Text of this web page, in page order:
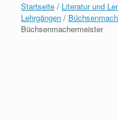
Startseite / Literatur und
Lehrgängen /
Büchsenmachermeister